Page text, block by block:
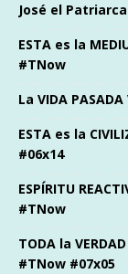
José el Patriarca
ESTA es la
#TNow
La VIDA
ESTA es la
#06x14
ESPÍRITU
#TNow
TODA la
#TNow #07x05